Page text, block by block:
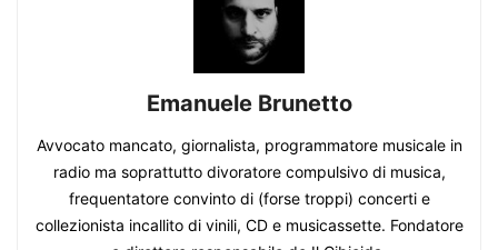
Emanuele Brunetto
Avvocato mancato, giornalista, programmatore musicale in
radio ma soprattutto divoratore compulsivo di musica,
frequentatore convinto di (forse troppi) concerti e
collezionista incallito di vinili, CD e musicassette. Fondatore